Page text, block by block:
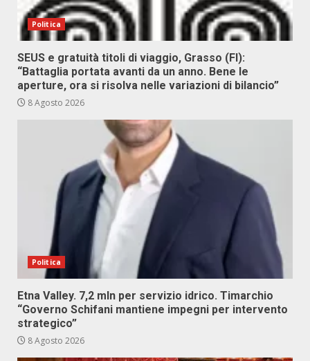
Politica
SEUS e gratuità titoli di viaggio, Grasso (FI):
“Battaglia portata avanti da un anno. Bene le
aperture, ora si risolva nelle variazioni di bilancio”
8 Agosto 2026
Politica
Etna Valley. 7,2 mln per servizio idrico. Timarchio
“Governo Schifani mantiene impegni per intervento
strategico”
8 Agosto 2026